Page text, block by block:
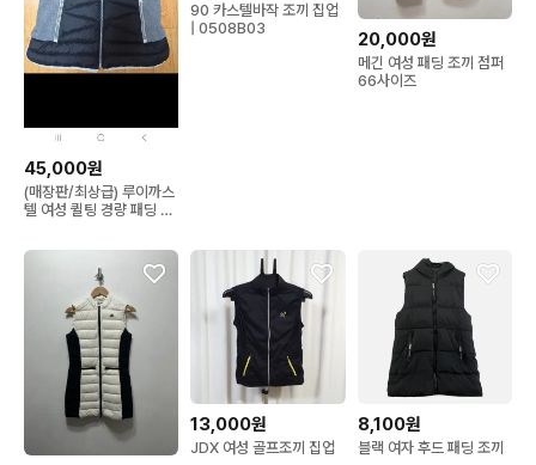
45,000원
(매장판/최상급) 루이까스
텔 여성 퀼팅 경량 패딩 집
90 카스텔바작 조끼 집업
| 0508B03
20,000원
메긴 여성 패딩 조끼 점퍼
66사이즈
13,000원
JDX 여성 골프조끼 집업
8,100원
블랙 여자 후드 패딩 조끼